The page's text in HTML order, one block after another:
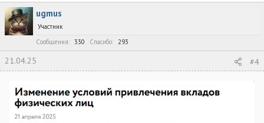
к
ц
и
и
ugmus
Участник
Сообщения
330 Спасибо 293
21.04.25 #4